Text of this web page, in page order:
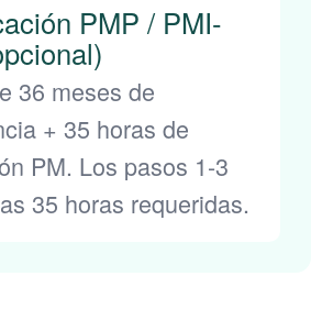
PMP / PMI-
36 meses de
+ 35 horas de
PM. Los pasos 1-3
35 horas requeridas.